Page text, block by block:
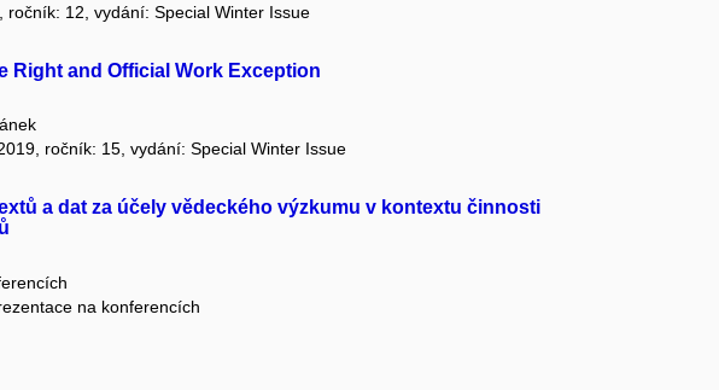
ročník: 12, vydání: Special Winter Issue
Right and Official Work Exception
ročník: 15, vydání: Special Winter Issue
a dat za účely vědeckého výzkumu v kontextu činnosti
na konferencích